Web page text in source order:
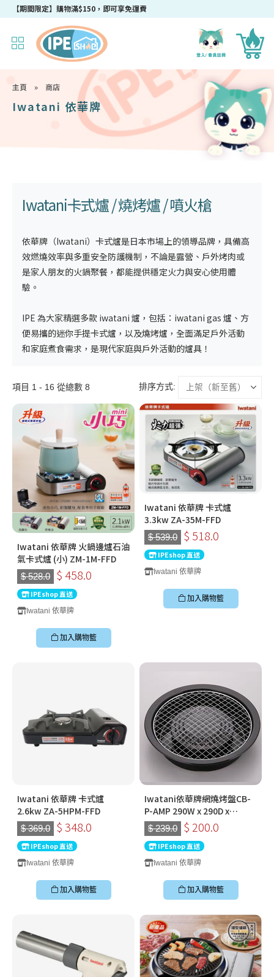
【期間限定】購物滿$150，即可享免運費
主頁 » 商店
Iwatani 依華牌
Iwatani卡式爐/ 燒烤爐 / 噴火槍
依華牌 （Iwatani）卡式爐是日本市場上的領導品牌，具備高
效燃燒效率與多重安全防護機制，不論是露營、戶外烤肉或
是家人朋友的火鍋聚餐，都能提供穩定火力與安心使用體
驗。
IPE 為大家精選多款 iwatani 爐 ，包括： iwatani gas 爐 、方
便易攜的迷你手提卡式爐，以及燒烤爐，全面滿足戶外活動
和家庭煮食需求，是現代家庭與戶外活動的爐具！
項目 1 - 16 從總數 8 排序方式:
Iwatani 依華牌 火鍋邊爐石油
氣卡式爐 (小) ZM-1M-FFD
$ 528.0 $ 458.0
IPEshop 直送
Iwatani 依華牌
加入購物籃
Iwatani 依華牌 卡式爐
3.3kw ZA-35M-FFD
$ 539.0 $ 518.0
IPEshop 直送
Iwatani 依華牌
加入購物籃
Iwatani 依華牌 卡式爐
2.6kw ZA-5HPM-FFD
$ 369.0 $ 348.0
IPEshop 直送
Iwatani 依華牌
加入購物籃
Iwatani依華牌網燒烤盤CB-
P-AMP 290W x 290D x
72Hmm
$ 239.0 $ 200.0
IPEshop 直送
Iwatani 依華牌
加入購物籃